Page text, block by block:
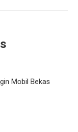
Mobil Bekas